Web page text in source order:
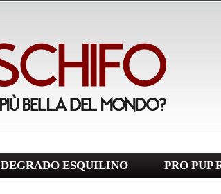
DEGRADO ESQUILINO PRO PUP